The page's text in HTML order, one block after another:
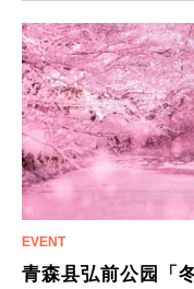
青森县弘前公园「